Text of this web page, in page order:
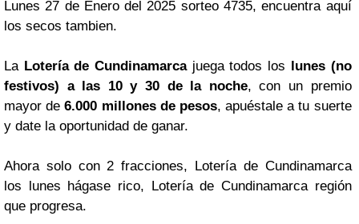
Lunes 27 de Enero del 2025 sorteo 4735, encuentra aquí
los secos tambien.
La Lotería de Cundinamarcajuega todos los lunes (no
festivos) a las 10 y 30 de la noche, con un premio
mayor de6.000 millones de pesos, apuéstale a tu suerte
y date la oportunidad de ganar.
Ahora solo con 2 fracciones, Lotería de Cundinamarca
los lunes hágase rico, Lotería de Cundinamarca región
que progresa.